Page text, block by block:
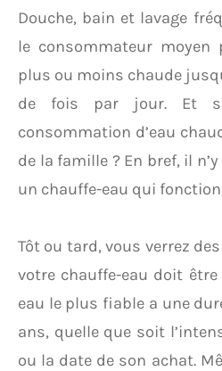
Douche, bain et lavage
le consommateur moyen
plus ou moins chaude
de fois par jour. Et
consommation d’eau
de la famille ? En bref, il
un chauffe-eau qui
Tôt ou tard, vous verrez
votre chauffe-eau doit être
eau le plus fiable a une
ans, quelle que soit
ou la date de son achat.